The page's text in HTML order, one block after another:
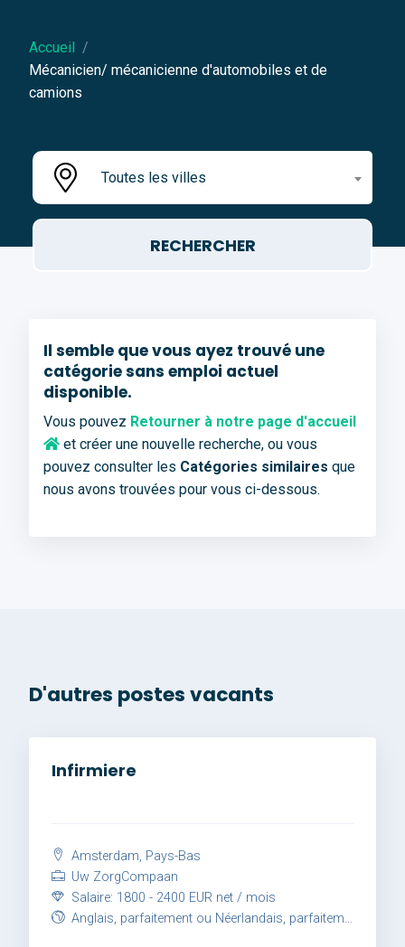
Accueil
Mécanicien/ mécanicienne d'automobiles et de
camions
Toutes les villes
Il semble que vous ayez trouvé une
catégorie sans emploi actuel
disponible.
Vous pouvez Retourner à notre page d'accueil
et créer une nouvelle recherche, ou vous
pouvez consulter les Catégories similaires que
nous avons trouvées pour vous ci-dessous.
D'autres postes vacants
Infirmiere
Amsterdam, Pays-Bas
Uw ZorgCompaan
Salaire: 1800 - 2400 EUR net / mois
Anglais, parfaitement ou Néerlandais, parfaitement